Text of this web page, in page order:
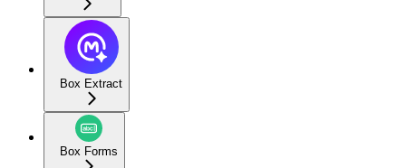
Box Extract
Box Forms